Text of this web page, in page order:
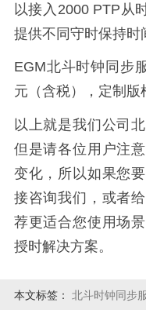
以接入2000 PTP从
提供不同守时保持时
EGM北斗时钟同步
元 （含税） ，定制
以上就是我们公司
但是请各位用户注
变化，所以如果您
接咨询我们，或者
荐更适合您使用场
授时解决方案。
本文标签： 北斗时钟同步